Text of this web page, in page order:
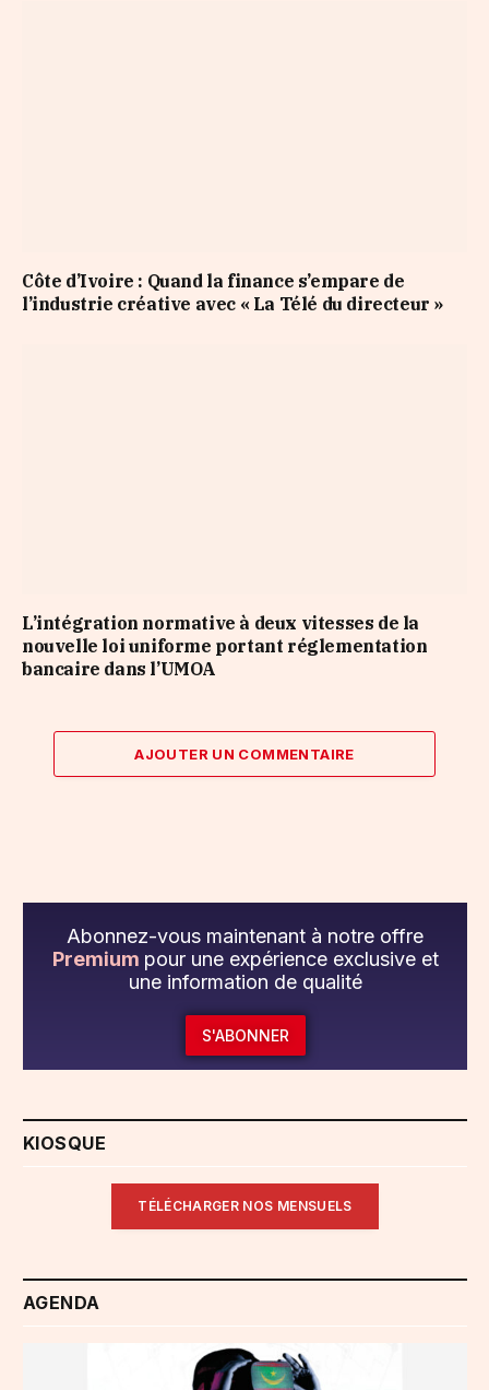
Côte d’Ivoire : Quand la finance s’empare de
l’industrie créative avec « La Télé du directeur »
L’intégration normative à deux vitesses de la
nouvelle loi uniforme portant réglementation
bancaire dans l’UMOA
AJOUTER UN COMMENTAIRE
Abonnez-vous maintenant à notre offre
Premium pour une expérience exclusive et
une information de qualité
S'ABONNER
KIOSQUE
TÉLÉCHARGER NOS MENSUELS
AGENDA